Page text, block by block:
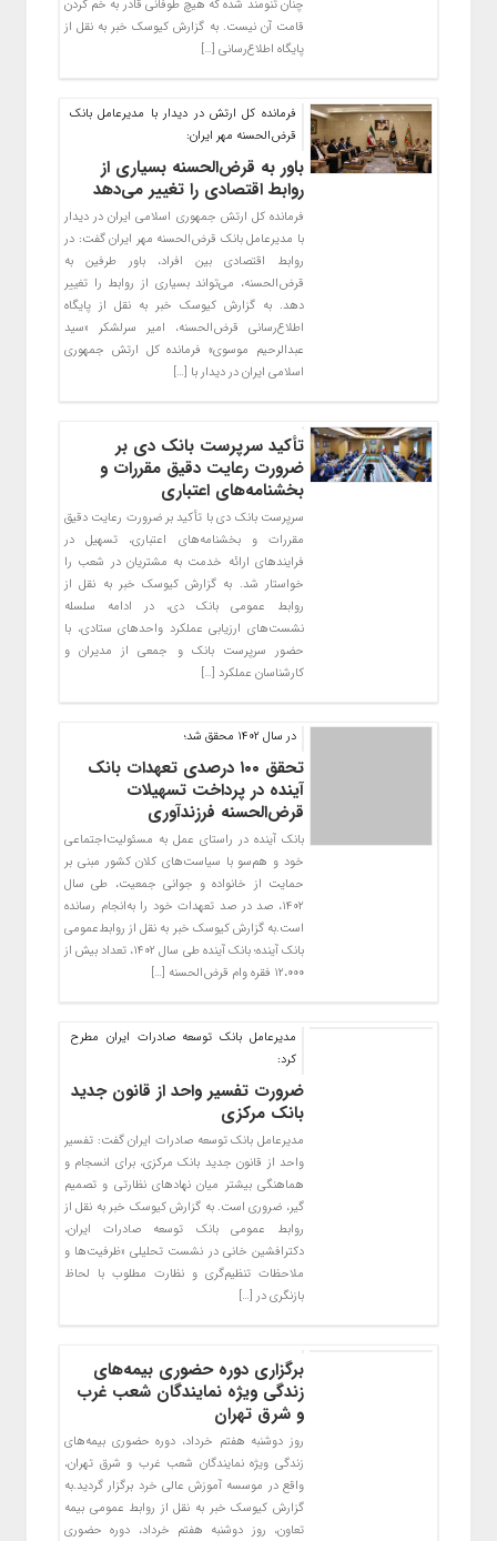
چنان تنومند شده که هیچ طوفانی قادر به خم کردن
قامت آن نیست. به گزارش کیوسک خبر به نقل از
پایگاه اطلاع‌رسانی […]
فرمانده کل ارتش در دیدار با مدیرعامل بانک
قرض‌الحسنه مهر ایران:
باور به قرض‌الحسنه بسیاری از
روابط اقتصادی را تغییر می‌دهد
فرمانده کل ارتش جمهوری اسلامی ایران در دیدار
با مدیرعامل بانک قرض‌الحسنه مهر ایران گفت: در
روابط اقتصادی بین افراد، باور طرفین به
قرض‌الحسنه، می‌تواند بسیاری از روابط را تغییر
دهد. به گزارش کیوسک خبر به نقل از پایگاه
اطلاع‌رسانی قرض‌الحسنه، امیر سرلشکر «سید
عبدالرحیم موسوی» فرمانده کل ارتش جمهوری
اسلامی ایران در دیدار با […]
تأکید سرپرست بانک دی بر
ضرورت رعایت دقیق مقررات و
بخشنامه‌های اعتباری
سرپرست بانک دی با تأکید بر ضرورت رعایت دقیق
مقررات و بخشنامه‌های اعتباری، تسهیل در
فرایندهای ارائه خدمت به مشتریان در شعب را
خواستار شد. به گزارش کیوسک خبر به نقل از
روابط عمومی بانک دی، در ادامه سلسله
نشست‌های ارزیابی عملکرد واحدهای ستادی، با
حضور سرپرست بانک و جمعی از مدیران و
کارشناسان عملکرد […]
در سال 1402 محقق شد؛
تحقق ۱۰۰ درصدی تعهدات بانک
آینده در پرداخت تسهیلات
قرض‌الحسنه فرزندآوری
بانک آینده در راستای عمل به مسئولیت‌اجتماعی
خود و هم‌سو با سیاست‌های کلان کشور مبنی بر
حمایت از خانواده و جوانی جمعیت، طی سال
۱۴۰۲، صد در صد تعهدات خود را به‌انجام رسانده
است.به گزارش کیوسک خبر به نقل از روابط‌عمومی
بانک آینده؛ بانک آینده طی سال ۱۴۰۲، تعداد بیش از
۱۲،۰۰۰ فقره وام قرض‌الحسنه […]
مدیرعامل بانک توسعه صادرات ایران مطرح
کرد:
ضرورت تفسیر واحد از قانون جدید
بانک مرکزی
مدیرعامل بانک توسعه صادرات ایران گفت: تفسیر
واحد از قانون جدید بانک مرکزی، برای انسجام و
هماهنگی بیشتر میان نهادهای نظارتی و تصمیم
گیر، ضروری است. به گزارش کیوسک خبر به نقل از
روابط عمومی بانک توسعه صادرات ایران،
دکترافشین خانی در نشست تحلیلی «ظرفیت‌ها و
ملاحظات تنظیم‌گری و نظارت مطلوب با لحاظ
بازنگری در […]
برگزاری دوره حضوری بیمه‌های
زندگی ویژه نمایندگان شعب غرب
و شرق تهران
روز دوشنبه هفتم خرداد، دوره حضوری بیمه‌های
زندگی ویژه نمایندگان شعب غرب و شرق تهران،
واقع در موسسه آموزش عالی خرد برگزار گردید.به
گزارش کیوسک خبر به نقل از روابط عمومی بیمه
تعاون، روز دوشنبه هفتم خرداد، دوره حضوری